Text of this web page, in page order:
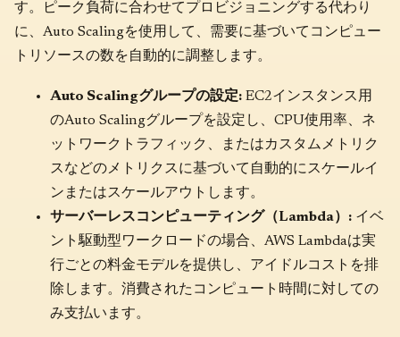
す。ピーク負荷に合わせてプロビジョニングする代わり
に、Auto Scalingを使用して、需要に基づいてコンピュー
トリソースの数を自動的に調整します。
Auto Scalingグループの設定: EC2インスタンス用
のAuto Scalingグループを設定し、CPU使用率、ネ
ットワークトラフィック、またはカスタムメトリク
スなどのメトリクスに基づいて自動的にスケールイ
ンまたはスケールアウトします。
サーバーレスコンピューティング（Lambda）: イベ
ント駆動型ワークロードの場合、AWS Lambdaは実
行ごとの料金モデルを提供し、アイドルコストを排
除します。消費されたコンピュート時間に対しての
み支払います。